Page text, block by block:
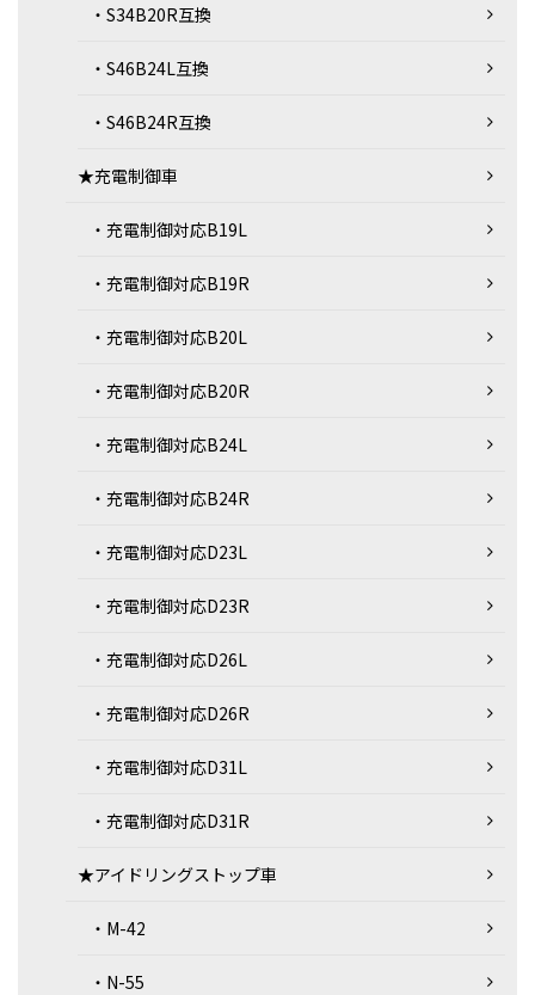
・S34B20R互換
・S46B24L互換
・S46B24R互換
★充電制御車
・充電制御対応B19L
・充電制御対応B19R
・充電制御対応B20L
・充電制御対応B20R
・充電制御対応B24L
・充電制御対応B24R
・充電制御対応D23L
・充電制御対応D23R
・充電制御対応D26L
・充電制御対応D26R
・充電制御対応D31L
・充電制御対応D31R
★アイドリングストップ車
・M-42
・N-55